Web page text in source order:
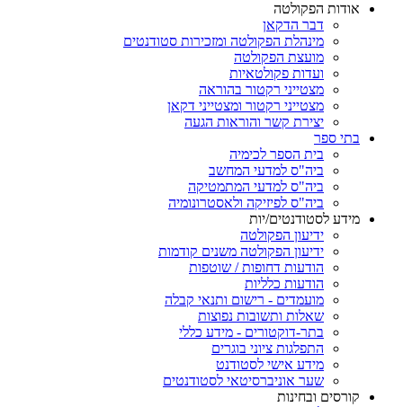
אודות הפקולטה
דבר הדקאן
מינהלת הפקולטה ומזכירות סטודנטים
מועצת הפקולטה
ועדות פקולטאיות
מצטייני רקטור בהוראה
מצטייני רקטור ומצטייני דקאן
יצירת קשר והוראות הגעה
בתי ספר
בית הספר לכימיה
ביה"ס למדעי המחשב
ביה"ס למדעי המתמטיקה
ביה"ס לפיזיקה ולאסטרונומיה
מידע לסטודנטים/יות
ידיעון הפקולטה
ידיעון הפקולטה משנים קודמות
הודעות דחופות / שוטפות
הודעות כלליות
מועמדים - רישום ותנאי קבלה
שאלות ותשובות נפוצות
בתר-דוקטורים - מידע כללי
התפלגות ציוני בוגרים
מידע אישי לסטודנט
שער אוניברסיטאי לסטודנטים
קורסים ובחינות